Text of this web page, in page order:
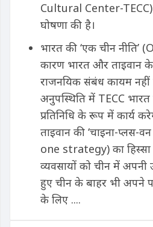
Cultural Center-
घोषणा की है।
भारत की ‘एक चीन
कारण भारत और ताइवान
राजनयिक संबंध कायम नहीं
अनुपस्थिति में TECC
प्रतिनिधि के रूप में कार्य
ताइवान की ‘चाइना-प्लस-
one strategy) का हिस्सा
व्यवसायों को चीन में अपनी
हुए चीन के बाहर भी अपने
के लिए ....